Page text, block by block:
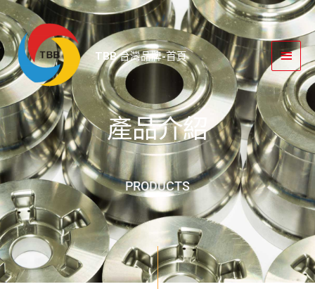
至
主
要
內
容
TBB 台灣品牌-首頁
主
要
選
單
產品介紹
PRODUCTS